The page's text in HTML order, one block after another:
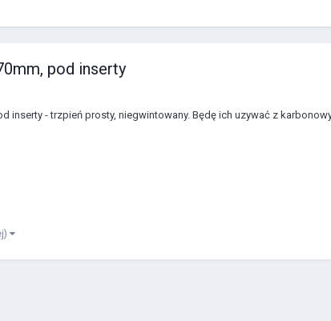
pod inserty
inserty - trzpień prosty, niegwintowany. Będę ich uzywać z